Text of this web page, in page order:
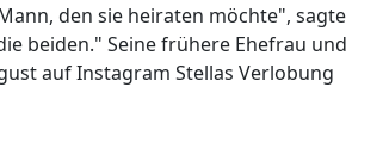
den sie heiraten möchte", sagte
beiden." Seine frühere Ehefrau und
auf Instagram Stellas Verlobung